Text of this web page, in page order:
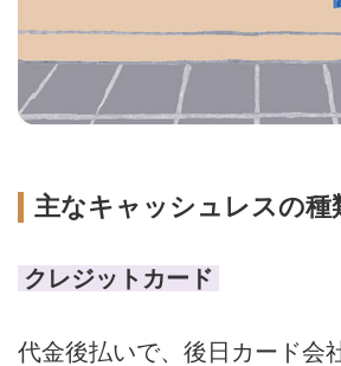
主なキャッシュレスの種
クレジットカード
代金後払いで、後日カード会